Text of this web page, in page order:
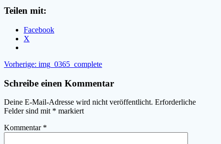
Teilen mit:
Facebook
X
Beitragsnavigation
Vorherige: Vorheriger
img_0365_complete
Schreibe einen Kommentar
Deine E-Mail-Adresse wird nicht veröffentlicht. Erforderliche
Felder sind mit * markiert
Kommentar *